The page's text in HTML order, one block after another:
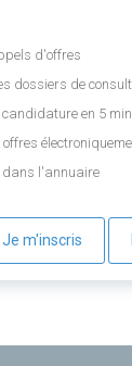
d'offres
dossiers de
candidature en 5
dans l'annuaire
Je m'inscris